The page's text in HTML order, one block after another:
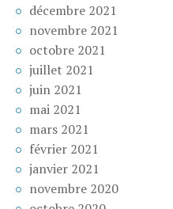
décembre 2021
novembre 2021
octobre 2021
juillet 2021
juin 2021
mai 2021
mars 2021
février 2021
janvier 2021
novembre 2020